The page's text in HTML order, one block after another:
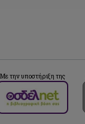
Με την υποστήριξη της